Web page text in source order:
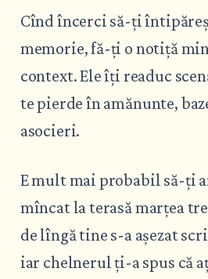
Cînd încerci să-ți
memorie, fă-ți o notiță
context. Ele îți readuc
te pierde în amănunte,
asocieri.
E mult mai probabil să-ți
mîncat la terasă marțea
de lîngă tine s-a așezat
iar chelnerul ți-a spus că